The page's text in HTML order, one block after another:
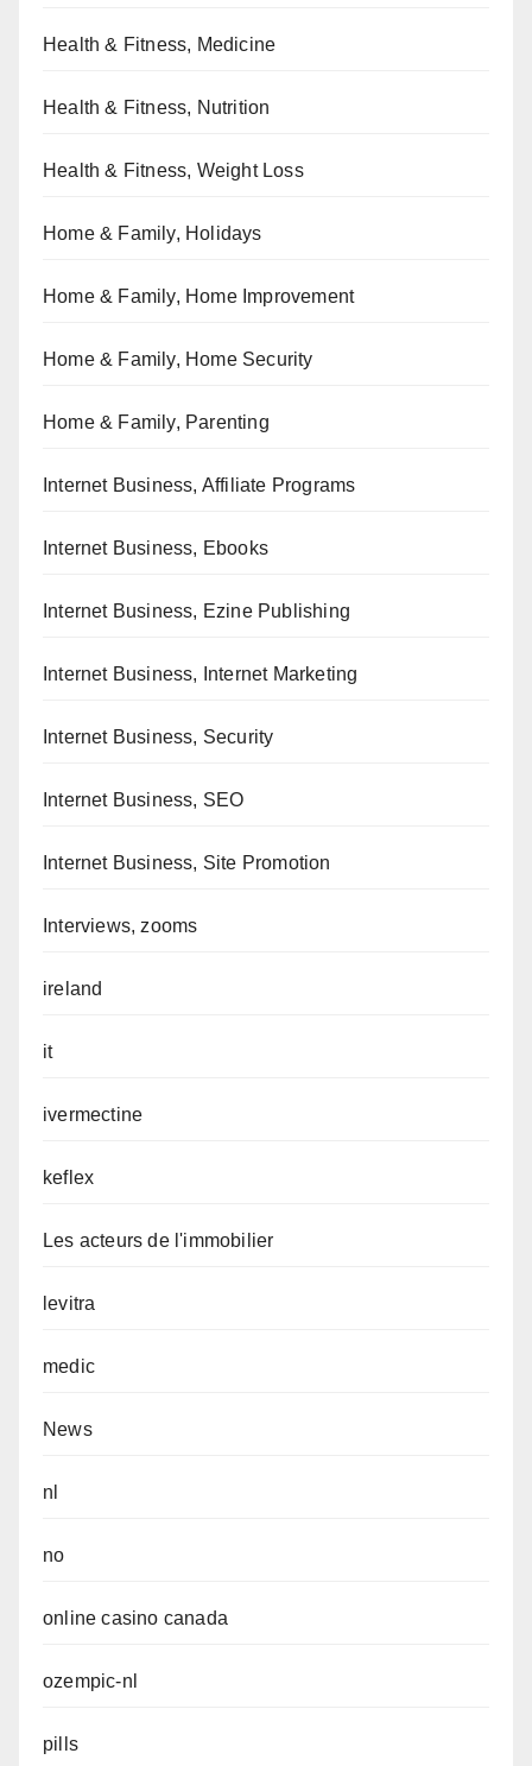
Health & Fitness, Medicine
Health & Fitness, Nutrition
Health & Fitness, Weight Loss
Home & Family, Holidays
Home & Family, Home Improvement
Home & Family, Home Security
Home & Family, Parenting
Internet Business, Affiliate Programs
Internet Business, Ebooks
Internet Business, Ezine Publishing
Internet Business, Internet Marketing
Internet Business, Security
Internet Business, SEO
Internet Business, Site Promotion
Interviews, zooms
ireland
it
ivermectine
keflex
Les acteurs de l'immobilier
levitra
medic
News
nl
no
online casino canada
ozempic-nl
pills